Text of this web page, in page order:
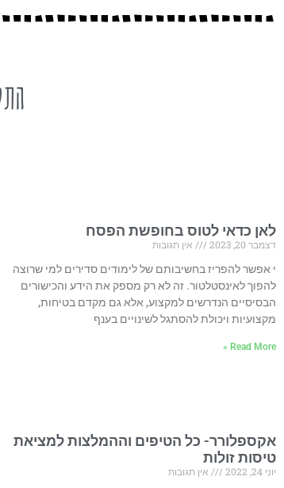
לאן כדאי לטוס בחופשת הפסח
דצמבר 20, 2023
אין תגובות
י אפשר להפריז בחשיבותם של לימודים סדירים למי שרוצה
להפוך לאינסטלטור. זה לא רק מספק את הידע והכישורים
הבסיסיים הנדרשים למקצוע, אלא גם מקדם בטיחות,
מקצועיות ויכולת להסתגל לשינויים בענף
Read More »
אקספלורר- כל הטיפים וההמלצות למציאת
טיסות זולות
יוני 24, 2022
אין תגובות